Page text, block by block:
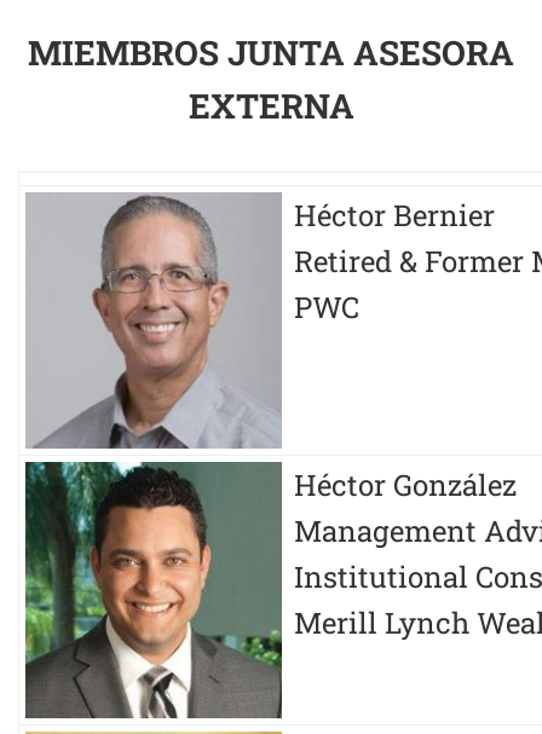
MIEMBROS JUNTA ASESORA
EXTERNA
Héctor Bernier
Retired &
PWC
Héctor González
Management
Institutional
Merill Lynch